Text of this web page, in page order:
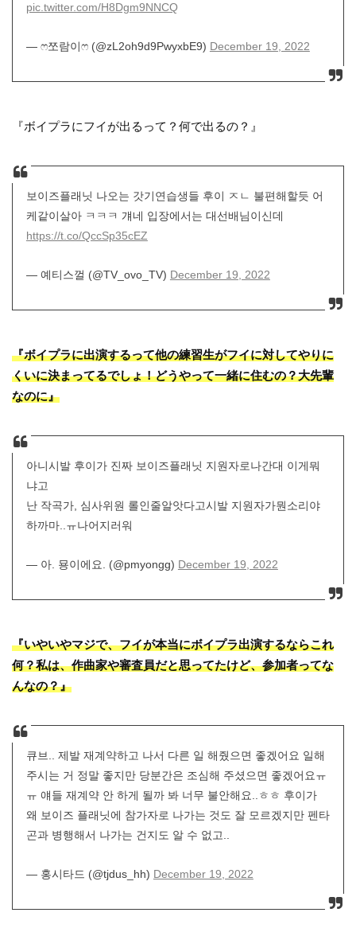
pic.twitter.com/H8Dgm9NNCQ
— ෆ쪼람이ෆ (@zL2oh9d9PwyxbE9) December 19, 2022
『ボイプラにフイが出るって？何で出るの？』
보이즈플래닛 나오는 갓기연습생들 후이 ㅈㄴ 불편해할듯 어
케같이살아 ㅋㅋㅋ 걔네 입장에서는 대선배님이신데
https://t.co/QccSp35cEZ
— 예티스껄 (@TV_ovo_TV) December 19, 2022
『ボイプラに出演するって他の練習生がフイに対してやりに
くいに決まってるでしょ！どうやって一緒に住むの？大先輩
なのに』
아니시발 후이가 진짜 보이즈플래닛 지원자로나간대 이게뭐
냐고
난 작곡가, 심사위원 롤인줄알앗다고시발 지원자가뭔소리야
하까마..ㅠ나어지러워
— 아. 묭이에요. (@pmyongg) December 19, 2022
『いやいやマジで、フイが本当にボイプラ出演するならこれ
何？私は、作曲家や審査員だと思ってたけど、参加者ってな
んなの？』
큐브.. 제발 재계약하고 나서 다른 일 해줬으면 좋겠어요 일해
주시는 거 정말 좋지만 당분간은 조심해 주셨으면 좋겠어요ㅠ
ㅠ 얘들 재계약 안 하게 될까 봐 너무 불안해요..ㅎㅎ 후이가
왜 보이즈 플래닛에 참가자로 나가는 것도 잘 모르겠지만 펜타
곤과 병행해서 나가는 건지도 알 수 없고..
— 홍시타드 (@tjdus_hh) December 19, 2022